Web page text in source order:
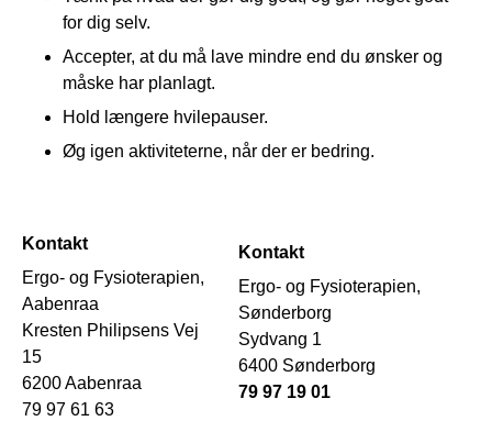
for dig selv.
Accepter, at du må lave mindre end du ønsker og
måske har planlagt.
Hold længere hvilepauser.
Øg igen aktiviteterne, når der er bedring.
Kontakt
Ergo- og Fysioterapien,
Aabenraa
Kresten Philipsens Vej
15
6200 Aabenraa
79 97 61 63
Kontakt
Ergo- og Fysioterapien,
Sønderborg
Sydvang 1
6400 Sønderborg
79 97 19 01